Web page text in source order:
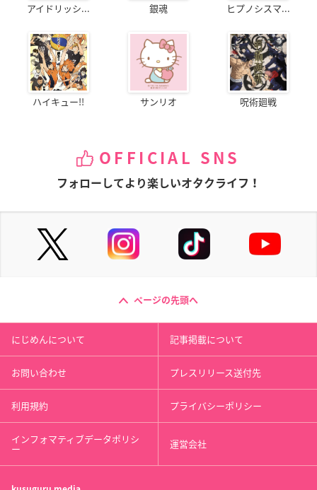
アイドリッシ... 銀魂 ヒプノシスマ...
ハイキュー!! サンリオ 呪術廻戦
OFFICIAL SNS
フォローしてより楽しいオタクライフ！
ページの先頭へ
にじめんについて 記事掲載について
お問い合わせ プレスリリース送付先
利用規約 プライバシーポリシー
インフォマティブデータポリシ
ー 運営会社
kusuguru media